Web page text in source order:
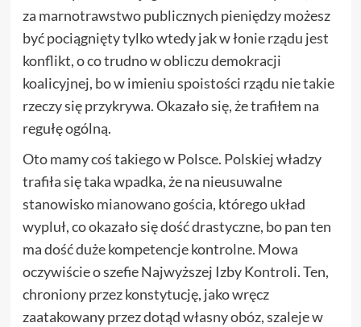
za marnotrawstwo publicznych pieniędzy możesz
być pociągnięty tylko wtedy jak w łonie rządu jest
konflikt, o co trudno w obliczu demokracji
koalicyjnej, bo w imieniu spoistości rządu nie takie
rzeczy się przykrywa. Okazało się, że trafiłem na
regułę ogólną.
Oto mamy coś takiego w Polsce. Polskiej władzy
trafiła się taka wpadka, że na nieusuwalne
stanowiskomianowano gościa, którego układ
wypluł, co okazało się dość drastyczne, bo pan ten
ma dość duże kompetencje kontrolne. Mowa
oczywiście o szefie Najwyższej Izby Kontroli. Ten,
chroniony przez konstytucję, jako wręcz
zaatakowany przez dotąd własny obóz, szaleje w